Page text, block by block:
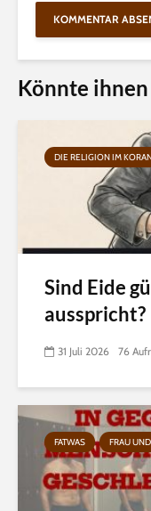
Könnte
DIE RELIGION IM
Sind Eide
ausspricht?
31 Juli 2026 76
FATWAS FRAU